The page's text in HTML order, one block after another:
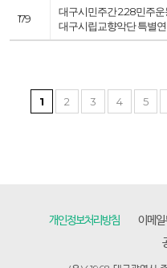
179
대구시민주간 2.28민주운
대구시립교향악단 특별연
1 2 3 4 5
개인정보처리방침 이메